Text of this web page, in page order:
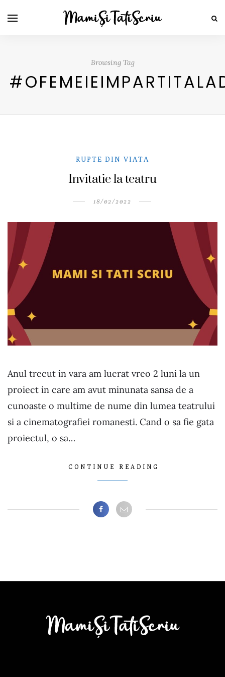
Browsing Tag
RUPTE DIN VIATA
Invitatie la teatru
18/02/2022
Anul trecut in vara am lucrat vreo 2 luni la un
proiect in care am avut minunata sansa de a
cunoaste o multime de nume din lumea teatrului
si a cinematografiei romanesti. Cand o sa fie gata
proiectul, o sa…
CONTINUE READING